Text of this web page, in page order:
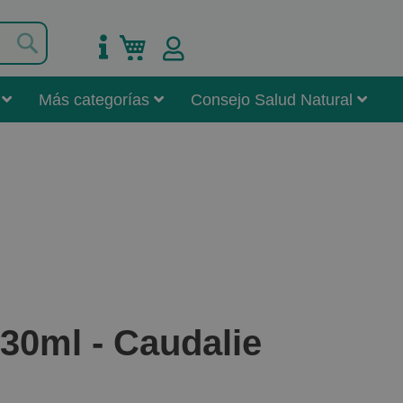
Mi carrito
Más categorías Consejo Salud Natural
- Caudalie